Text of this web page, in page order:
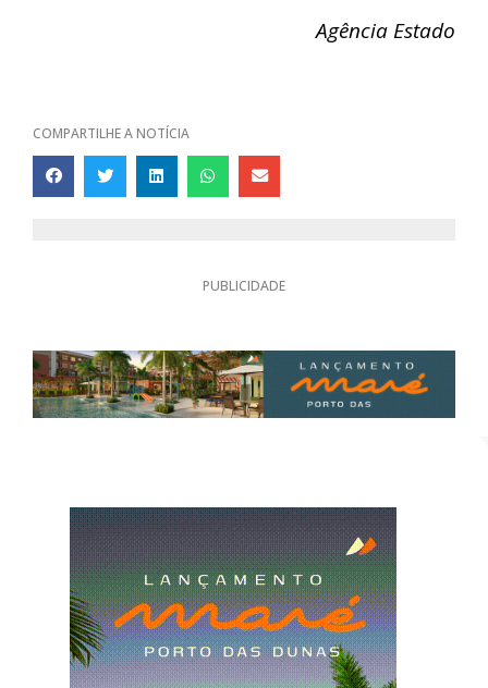
Agência Estado
COMPARTILHE A NOTÍCIA
PUBLICIDADE